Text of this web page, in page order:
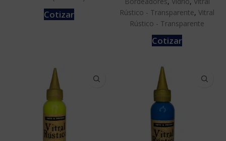
Cotizar
Rústico - Transparente, Vitral
Rústico - Transparente
Cotizar